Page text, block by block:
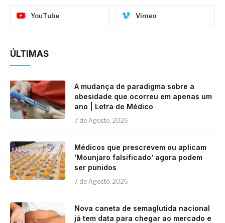
YouTube Vimeo
ÚLTIMAS
A mudança de paradigma sobre a
obesidade que ocorreu em apenas um
ano | Letra de Médico
7 de Agosto, 2026
Médicos que prescrevem ou aplicam
‘Mounjaro falsificado’ agora podem
ser punidos
7 de Agosto, 2026
Nova caneta de semaglutida nacional
já tem data para chegar ao mercado e